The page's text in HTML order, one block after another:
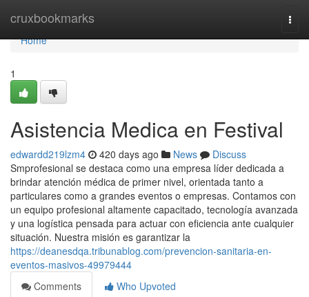
cruxbookmarks
Home
Home
1
Asistencia Medica en Festival
edwardd219lzm4 420 days ago News
Discuss
Smprofesional se destaca como una empresa líder dedicada a
brindar atención médica de primer nivel, orientada tanto a
particulares como a grandes eventos o empresas. Contamos con
un equipo profesional altamente capacitado, tecnología avanzada
y una logística pensada para actuar con eficiencia ante cualquier
situación. Nuestra misión es garantizar la
https://deanesdqa.tribunablog.com/prevencion-sanitaria-en-
eventos-masivos-49979444
Comments
Who Upvoted